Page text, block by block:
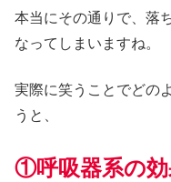
本当にその通りで、落
なってしまいますね。
実際に笑うことでどの
うと、
①呼吸器系の